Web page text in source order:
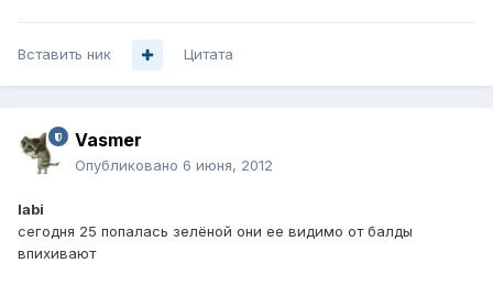
Вставить ник Цитата
Vasmer
Опубликовано 6 июня, 2012
labi
сегодня 25 попалась зелёной они ее видимо от балды
впихивают